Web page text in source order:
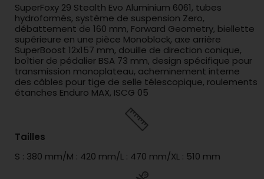
SuperFoxy 29 Stealth Evo Aluminium 6061, tubes
hydroformés, système de suspension Zero,
débattement de 160 mm, Forward Geometry, biellette
supérieure en une pièce Monoblock, axe arrière
SuperBoost 12x157 mm, douille de direction conique,
boîtier de pédalier BSA 73 mm, design spécifique pour
transmission monoplateau, acheminement interne
des câbles pour tige de selle télescopique, roulements
étanches Enduro MAX, ISCG 05
Tailles
S : 380 mm/M : 420 mm/L : 470 mm/XL : 510 mm